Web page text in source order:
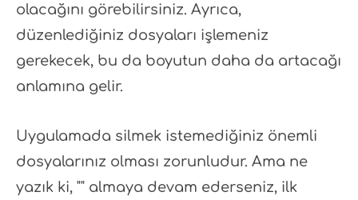
olacağını görebilirsiniz. Ayrıca,
düzenlediğiniz dosyaları işlemeniz
gerekecek, bu da boyutun daha da artacağı
anlamına gelir.
Uygulamada silmek istemediğiniz önemli
dosyalarınız olması zorunludur. Ama ne
yazık ki, "" almaya devam ederseniz, ilk